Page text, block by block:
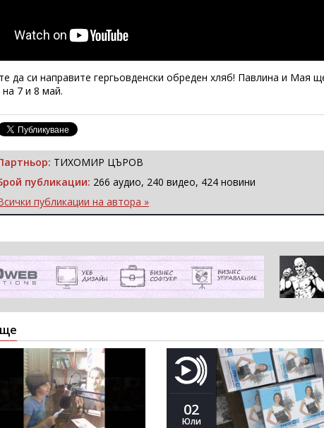
да си направите гергьовденски обреден хляб! Павлина и Мая
7 и 8 май.
ТИХОМИР ЦЪРОВ
публикации: 266 аудио, 240 видео, 424 новини
публикации на автора »
02
Юли